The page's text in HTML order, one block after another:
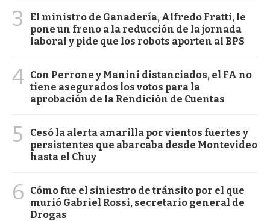
3
El ministro de Ganadería, Alfredo Fratti, le
pone un freno a la reducción de la jornada
laboral y pide que los robots aporten al BPS
4 Con Perrone y Manini distanciados, el FA no
tiene asegurados los votos para la
aprobación de la Rendición de Cuentas
5
Cesó la alerta amarilla por vientos fuertes y
persistentes que abarcaba desde Montevideo
hasta el Chuy
6
Cómo fue el siniestro de tránsito por el que
murió Gabriel Rossi, secretario general de
Drogas